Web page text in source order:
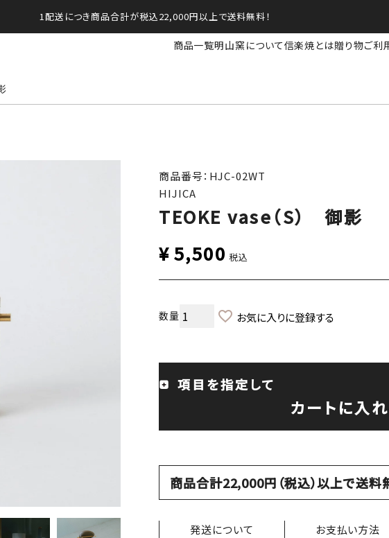
1配送につき商品合計が税込22,000円以上で送料無料！
商品一覧明山窯について信楽焼とは贈り物ご利
商品番号：HJC-02WT
HIJICA
TEOKE vase（S） 御影
¥5,500 税込
お気に入りに登録する
項目を指定して
カートに入
商品合計22,000円（税込）以上で送料
発送について お支払い方法